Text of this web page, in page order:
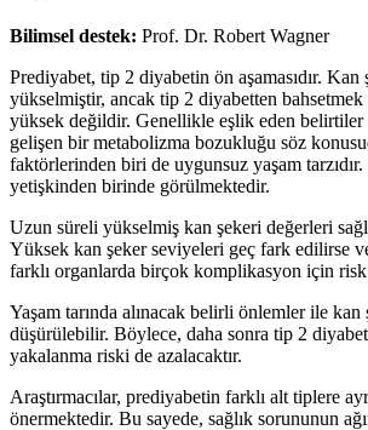
Bilimsel destek: Prof. Dr. Robert Wagner
Prediyabet, tip 2 diyabetin ön aşamasıdır. Kan
yükselmiştir, ancak tip 2 diyabetten
yüksek değildir. Genellikle eşlik eden belirtiler
gelişen bir metabolizma bozukluğu söz
faktörlerinden biri de uygunsuz yaşam
yetişkinden birinde görülmektedir.
Uzun süreli yükselmiş kan şekeri değerleri
Yüksek kan şeker seviyeleri geç fark edilirse
farklı organlarda birçok komplikasyon için risk
Yaşam tarında alınacak belirli önlemler ile kan
düşürülebilir. Böylece, daha sonra tip 2 diyabet
yakalanma riski de azalacaktır.
Araştırmacılar, prediyabetin farklı alt tiplere
önermektedir. Bu sayede, sağlık sorununun